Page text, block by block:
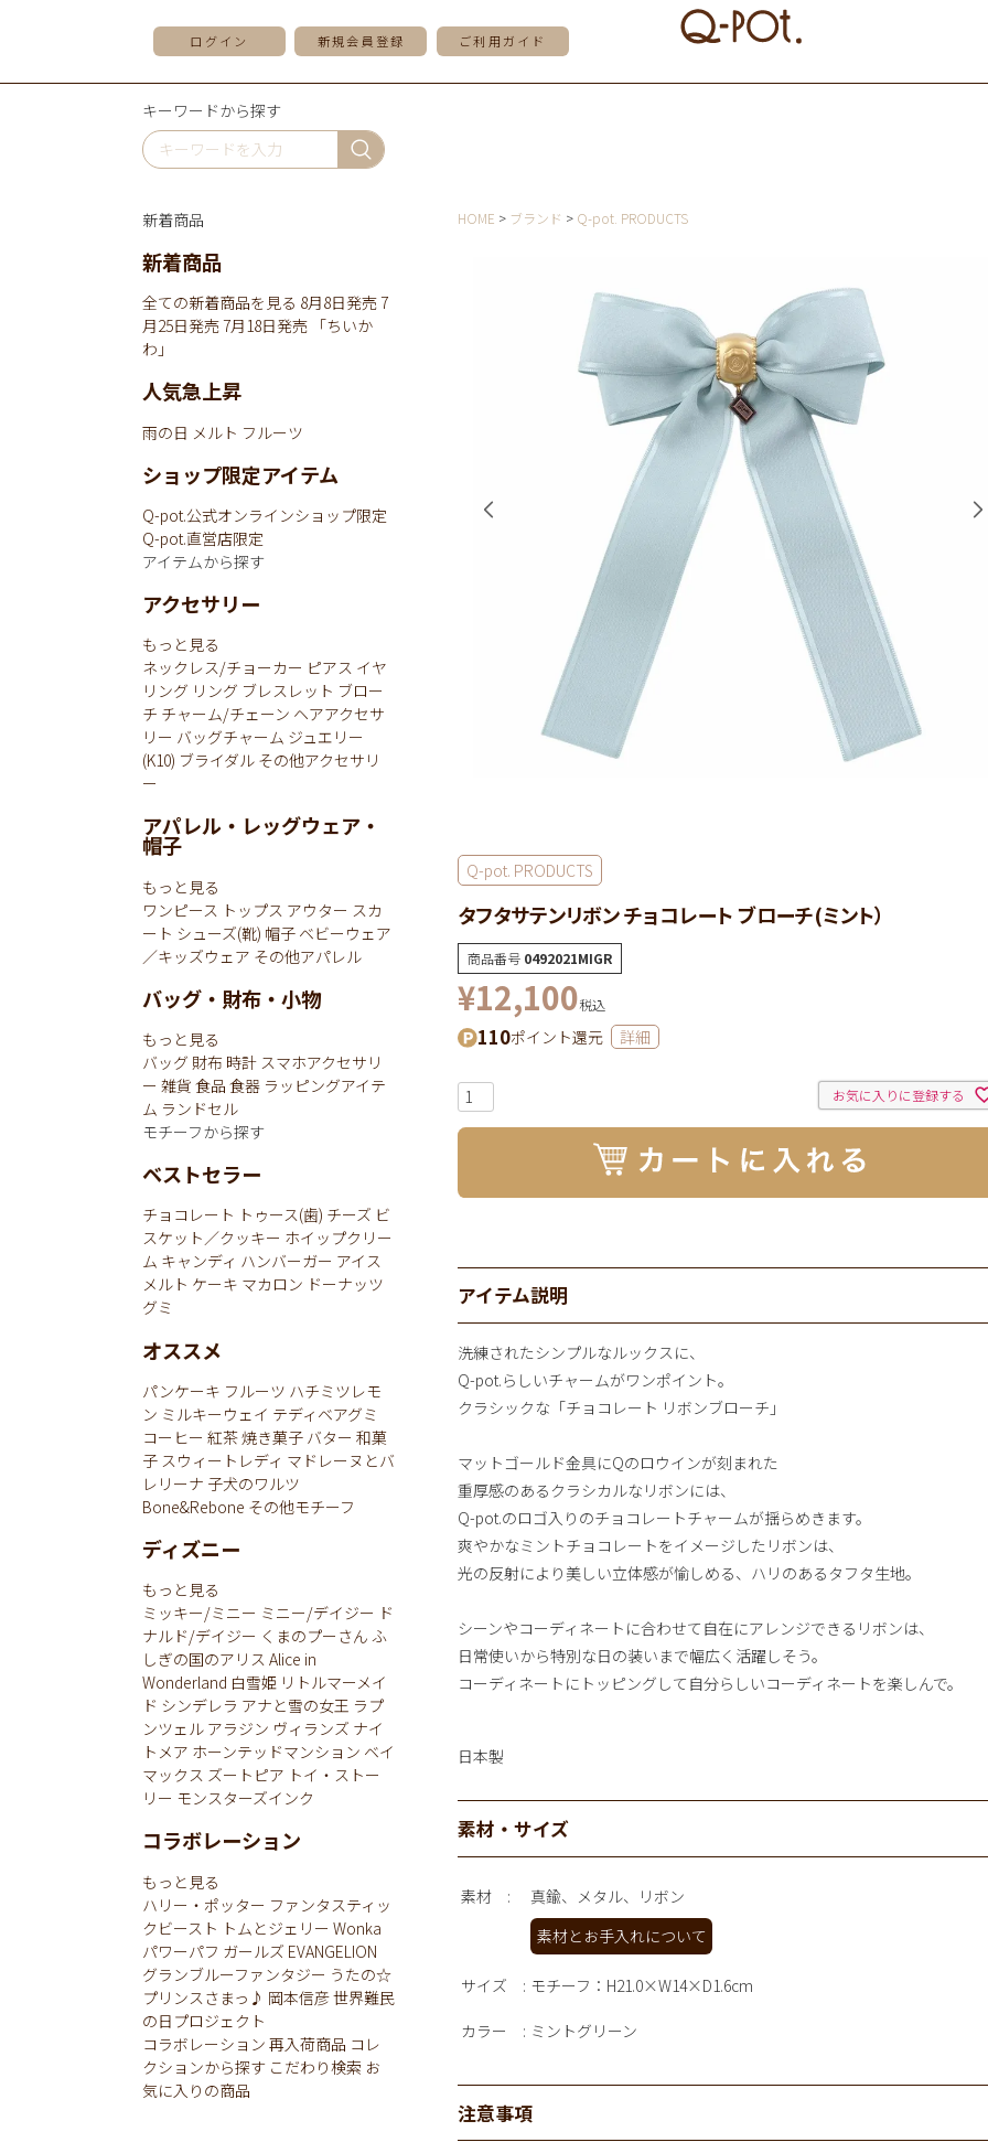
ログイン 新規会員登録 ご利用ガイド
キーワードから探す
HOME ブランド Q-pot. PRODUCTS
Q-pot. PRODUCTS
タフタサテンリボン チョコレート ブローチ(ミント）
商品番号 0492021MIGR
¥12,100税込
110ポイント還元 詳細
お気に入りに登録する
アイテム説明
洗練されたシンプルなルックスに、
Q-pot.らしいチャームがワンポイント。
クラシックな「チョコレート リボンブローチ」
マットゴールド金具にQのロウインが刻まれた
重厚感のあるクラシカルなリボンには、
Q-pot.のロゴ入りのチョコレートチャームが揺らめきます。
爽やかなミントチョコレートをイメージしたリボンは、
光の反射により美しい立体感が愉しめる、ハリのあるタフタ生地。
シーンやコーディネートに合わせて自在にアレンジできるリボンは、
日常使いから特別な日の装いまで幅広く活躍しそう。
コーディネートにトッピングして自分らしいコーディネートを楽しんで。
日本製
素材・サイズ
素材
真鍮、メタル、リボン
素材とお手入れについて
サイズ モチーフ：H21.0×W14×D1.6cm
カラー ミントグリーン
注意事項
新着商品
新着商品
全ての新着商品を見る 8月8日発売7
月25日発売7月18日発売 「ちいか
わ」
人気急上昇
雨の日 メルト フルーツ
ショップ限定アイテム
Q-pot.公式オンラインショップ限定
Q-pot.直営店限定
アイテムから探す
アクセサリー
もっと見る
ネックレス/チョーカー ピアス イヤ
リング リング ブレスレット ブロー
チ チャーム/チェーン ヘアアクセサ
リー バッグチャーム ジュエリー
(K10) ブライダル その他アクセサリ
ー
アパレル・レッグウェア・
帽子
もっと見る
ワンピース トップス アウター スカ
ート シューズ(靴) 帽子 ベビーウェア
／キッズウェア その他アパレル
バッグ・財布・小物
もっと見る
バッグ 財布 時計 スマホアクセサリ
ー 雑貨 食品 食器 ラッピングアイテ
ム ランドセル
モチーフから探す
ベストセラー
チョコレート トゥース(歯) チーズ ビ
スケット／クッキー ホイップクリー
ム キャンディ ハンバーガー アイス
メルト ケーキ マカロン ドーナッツ
グミ
オススメ
パンケーキ フルーツ ハチミツレモ
ン ミルキーウェイ テディベアグミ
コーヒー 紅茶焼き菓子 バター 和菓
子 スウィートレディ マドレーヌとバ
レリーナ 子犬のワルツ
Bone&Rebone その他モチーフ
ディズニー
もっと見る
ミッキー/ミニー ミニー/デイジー ド
ナルド/デイジー くまのプーさん ふ
しぎの国のアリス Alice in
Wonderland 白雪姫 リトルマーメイ
ド シンデレラ アナと雪の女王 ラプ
ンツェル アラジン ヴィランズ ナイ
トメア ホーンテッドマンション ベイ
マックス ズートピア トイ・ストー
リー モンスターズインク
コラボレーション
もっと見る
ハリー・ポッター ファンタスティッ
クビースト トムとジェリー Wonka
パワーパフ ガールズ EVANGELION
グランブルーファンタジー うたの☆
プリンスさまっ♪ 岡本信彦世界難民
の日プロジェクト
コラボレーション 再入荷商品 コレ
クションから探す こだわり検索 お
気に入りの商品